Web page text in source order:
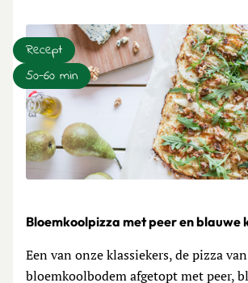
Recept
50-60 min
Bloemkoolpizza met peer en blauwe
Een van onze klassiekers, de pizza van
bloemkoolbodem afgetopt met peer,